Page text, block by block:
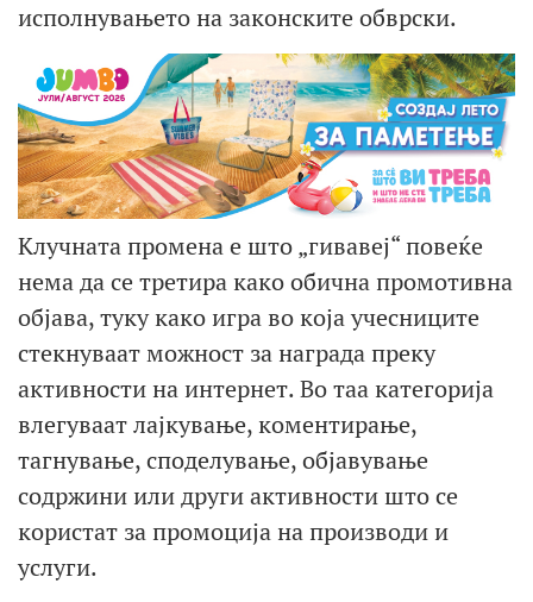
исполнувањето на законските обврски.
Клучната промена е што „гивавеј“ повеќе
нема да се третира како обична промотивна
објава, туку како игра во која учесниците
стекнуваат можност за награда преку
активности на интернет. Во таа категорија
влегуваат лајкување, коментирање,
тагнување, споделување, објавување
содржини или други активности што се
користат за промоција на производи и
услуги.